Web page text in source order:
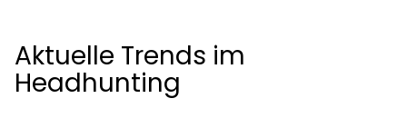
Aktuelle Trends im
Headhunting